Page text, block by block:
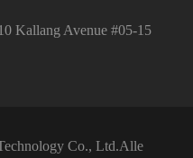
Kallang Avenue #05-15
Co., Ltd.Alle